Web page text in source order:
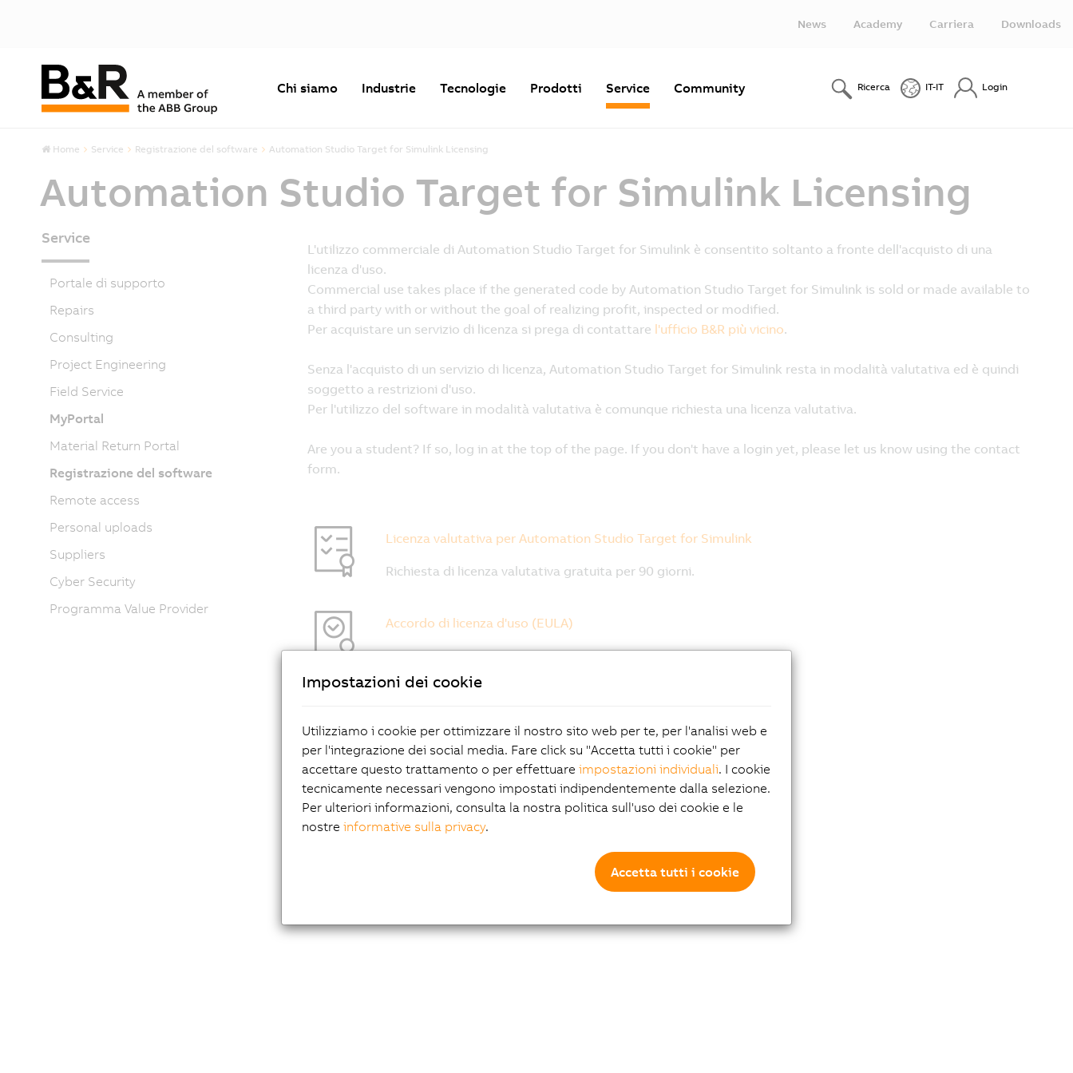
News Academy Carriera Downloads
Chi siamo Industrie Tecnologie Prodotti Service Community Ricerca IT-IT Login
Home Service Registrazione del software Automation Studio Target for Simulink Licensing
Automation Studio Target for Simulink Licensing
Service
Portale di supporto
Repairs
Consulting
Project Engineering
Field Service
MyPortal
Material Return Portal
Registrazione del software
Remote access
Personal uploads
Suppliers
Cyber Security
Programma Value Provider
Impostazioni dei cookie
Utilizziamo i cookie per ottimizzare il nostro sito web per te, per l'analisi web e
per l'integrazione dei social media. Fare click su "Accetta tutti i cookie" per
accettare questo trattamento o per effettuare impostazioni individuali. I cookie
tecnicamente necessari vengono impostati indipendentemente dalla selezione.
Per ulteriori informazioni, consulta la nostra politica sull'uso dei cookie e le
nostre informative sulla privacy.
Accetta tutti i cookie